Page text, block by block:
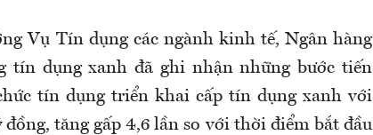
Vụ Tín dụng các ngành kinh tế, Ngân hàng
tín dụng xanh đã ghi nhận những bước tiến
tín dụng triển khai cấp tín dụng xanh với
tăng gấp 4,6 lần so với thời điểm bắt đầu